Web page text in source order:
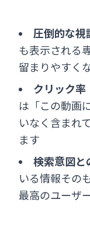
圧倒的な視
も表示される
留まりやすく
クリック率
は「この動画
いなく含まれ
ます
検索意図と
いる情報その
最高のユーザ